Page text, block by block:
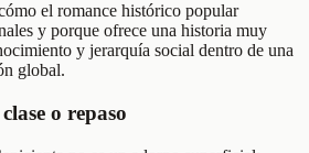
el romance histórico popular
y porque ofrece una historia muy
y jerarquía social dentro de una
global.
o repaso